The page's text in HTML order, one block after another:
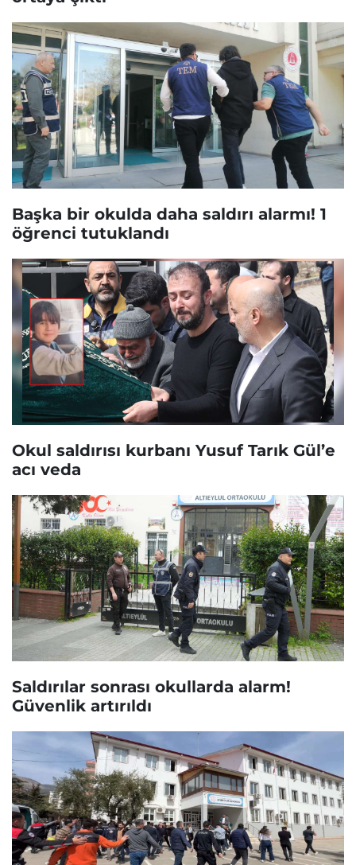
Başka bir okulda daha saldırı alarmı! 1
öğrenci tutuklandı
Okul saldırısı kurbanı Yusuf Tarık Gül’e
acı veda
Saldırılar sonrası okullarda alarm!
Güvenlik artırıldı